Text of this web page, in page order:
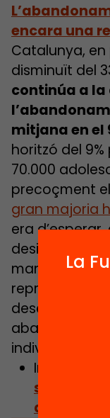
encara una
Catalunya,
disminuït del
continúa a la
mitjana en el
horitzó del 9%
70.000
precoçment
gran majoria
era
desigualtat
manca de
reproduir,
abandona els
individual”,
Infografia:
La